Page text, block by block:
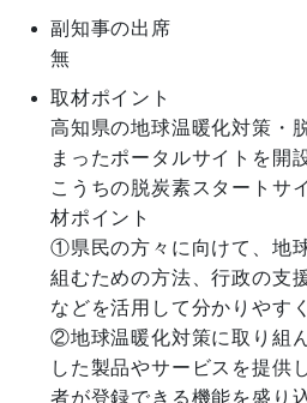
副知事の出席
無
取材ポイント
高知県の地球温暖化対策・
まったポータルサイトを開
こうちの脱炭素スタートサ
材ポイント
①県民の方々に向けて、地
組むための方法、行政の支
などを活用して分かりやす
②地球温暖化対策に取り組
した製品やサービスを提供
者が登録できる機能を盛り